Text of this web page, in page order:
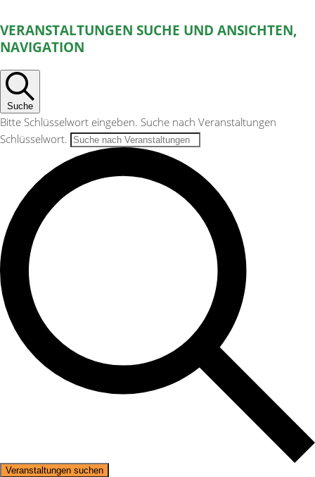
VERANSTALTUNGEN SUCHE UND ANSICHTEN,
NAVIGATION
Suche
Bitte Schlüsselwort eingeben. Suche nach Veranstaltungen
Schlüsselwort.
Veranstaltungen suchen